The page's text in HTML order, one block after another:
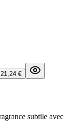
21,24 €
subtile avec